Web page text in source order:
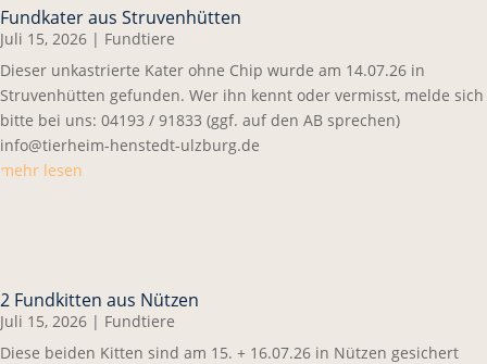
Fundkater aus Struvenhütten
Juli 15, 2026 | Fundtiere
Dieser unkastrierte Kater ohne Chip wurde am 14.07.26 in
Struvenhütten gefunden. Wer ihn kennt oder vermisst, melde sich
bitte bei uns: 04193 / 91833 (ggf. auf den AB sprechen)
info@tierheim-henstedt-ulzburg.de
mehr lesen
2 Fundkitten aus Nützen
Juli 15, 2026 | Fundtiere
Diese beiden Kitten sind am 15. + 16.07.26 in Nützen gesichert